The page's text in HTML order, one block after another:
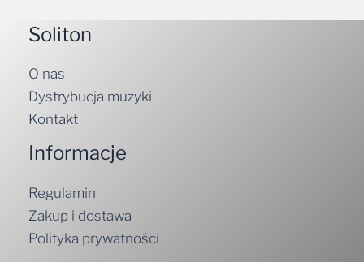
Soliton
O nas
Dystrybucja muzyki
Kontakt
Informacje
Regulamin
Zakup i dostawa
Polityka prywatności